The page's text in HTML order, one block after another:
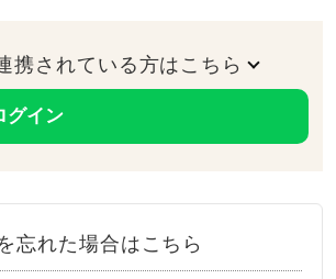
携されている方はこちら
グイン
忘れた場合はこちら